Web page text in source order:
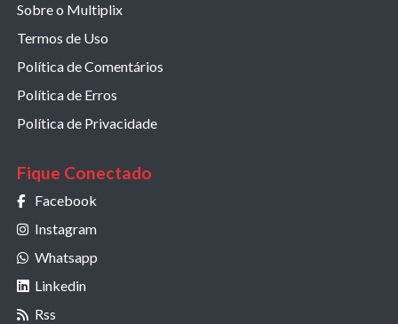
Sobre o Multiplix
Termos de Uso
Política de Comentários
Política de Erros
Política de Privacidade
Fique Conectado
Facebook
Instagram
Whatsapp
Linkedin
Rss